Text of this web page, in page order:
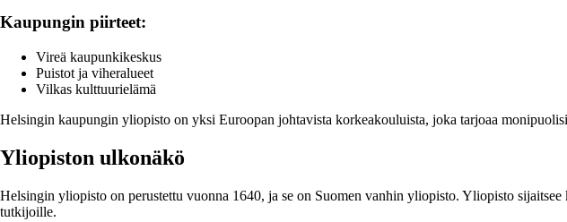
Kaupungin piirteet:
Vireä kaupunkikeskus
Puistot ja viheralueet
Vilkas kulttuurielämä
Helsingin kaupungin yliopisto on yksi Euroopan johtavista korkeakouluista, joka tarjoaa
Yliopiston ulkonäkö
Helsingin yliopisto on perustettu vuonna 1640, ja se on Suomen vanhin yliopisto. Yliopisto
tutkijoille.